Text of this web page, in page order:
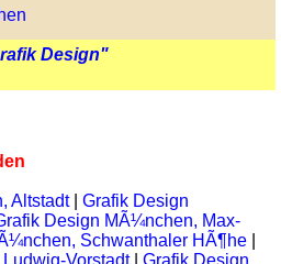
Design"
Altstadt
Grafik Design
Design MÃ¼nchen, Max-
Schwanthaler HÃ¶he
Vorstadt
Grafik Design